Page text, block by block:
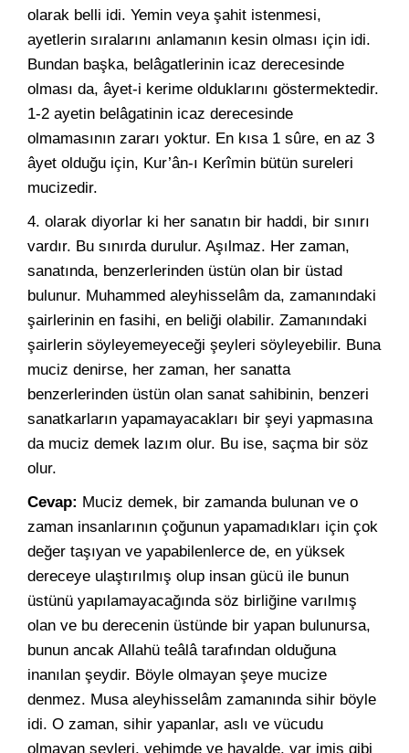
olarak belli idi. Yemin veya şahit istenmesi,
ayetlerin sıralarını anlamanın kesin olması için idi.
Bundan başka, belâgatlerinin icaz derecesinde
olması da, âyet-i kerime olduklarını göstermektedir.
1-2 ayetin belâgatinin icaz derecesinde
olmamasının zararı yoktur. En kısa 1 sûre, en az 3
âyet olduğu için, Kur’ân-ı Kerîmin bütün sureleri
mucizedir.
4. olarak diyorlar ki her sanatın bir haddi, bir sınırı
vardır. Bu sınırda durulur. Aşılmaz. Her zaman,
sanatında, benzerlerinden üstün olan bir üstad
bulunur. Muhammed aleyhisselâm da, zamanındaki
şairlerinin en fasihi, en beliği olabilir. Zamanındaki
şairlerin söyleyemeyeceği şeyleri söyleyebilir. Buna
muciz denirse, her zaman, her sanatta
benzerlerinden üstün olan sanat sahibinin, benzeri
sanatkarların yapamayacakları bir şeyi yapmasına
da muciz demek lazım olur. Bu ise, saçma bir söz
olur.
Cevap: Muciz demek, bir zamanda bulunan ve o
zaman insanlarının çoğunun yapamadıkları için çok
değer taşıyan ve yapabilenlerce de, en yüksek
dereceye ulaştırılmış olup insan gücü ile bunun
üstünü yapılamayacağında söz birliğine varılmış
olan ve bu derecenin üstünde bir yapan bulunursa,
bunun ancak Allahü teâlâ tarafından olduğuna
inanılan şeydir. Böyle olmayan şeye mucize
denmez. Musa aleyhisselâm zamanında sihir böyle
idi. O zaman, sihir yapanlar, aslı ve vücudu
olmayan şeyleri, vehimde ve hayalde, var imiş gibi